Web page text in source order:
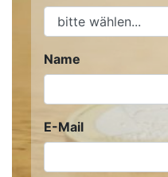
Name
E-Mail